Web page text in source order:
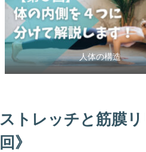
人体の構造
ストレッチと筋膜
》